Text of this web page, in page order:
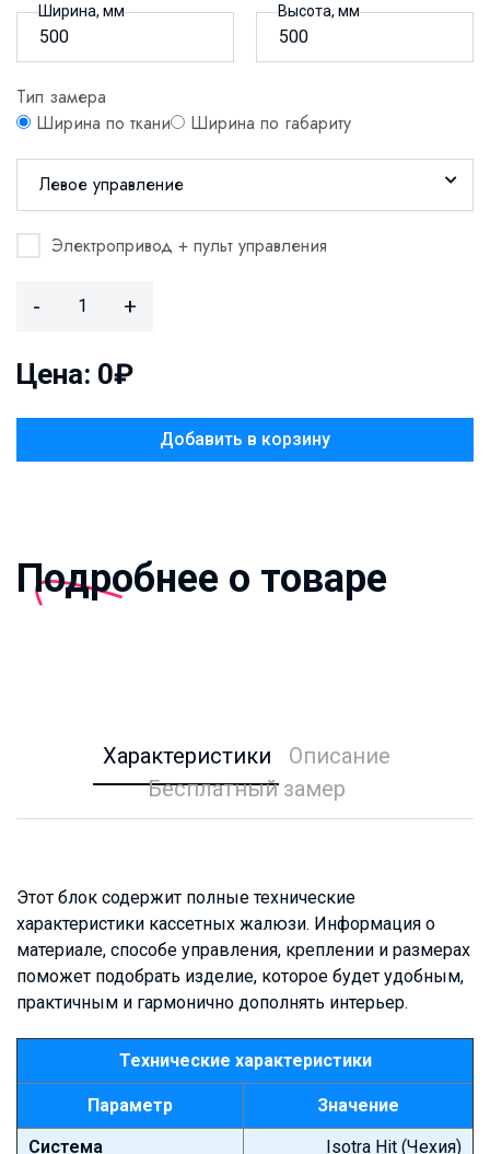
Ширина, мм Высота, мм
Тип замера
Ширина по ткани
Ширина по габариту
Левое управление
Электропривод + пульт управления
- +
Цена: 0₽
Добавить в корзину
Подробнее о товаре
Характеристики
Описание
Бесплатный замер
Этот блок содержит полные технические
характеристики кассетных жалюзи. Информация о
материале, способе управления, креплении и размерах
поможет подобрать изделие, которое будет удобным,
практичным и гармонично дополнять интерьер.
Технические характеристики
Параметр
Значение
Система
Isotra Hit (Чехия)